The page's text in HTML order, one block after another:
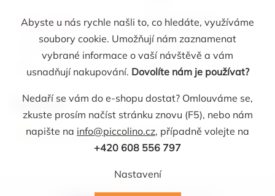
Abyste u nás rychle našli to, co hledáte, využíváme
soubory cookie. Umožňují nám zaznamenat
vybrané informace o vaší návštěvě a vám
usnadňují nakupování. Dovolíte nám je používat?
Nedaří se vám do e-shopu dostat? Omlouváme se,
zkuste prosím načíst stránku znovu (F5), nebo nám
napište na info@piccolino.cz, případně volejte na
+420 608 556 797
Nastavení
Akce a tipy
Akční nabídka
Osobní kabinet
Registrace
Oblíbené
Kontakt
info@piccolino.cz 608 565 705
Copyright 2026Picollino. Všechna práva vyhrazena.